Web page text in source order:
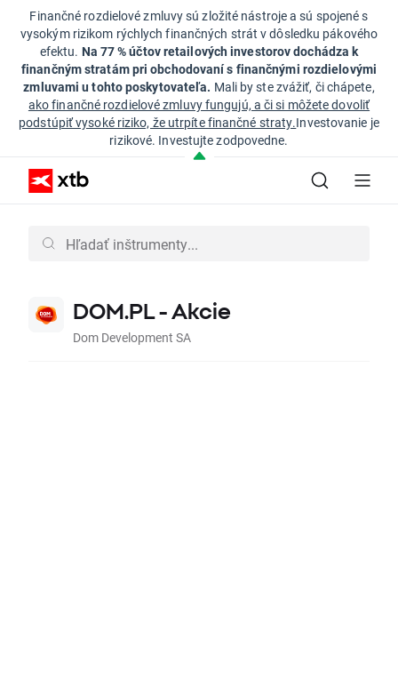
Finančné rozdielové zmluvy sú zložité nástroje a sú spojené s
vysokým rizikom rýchlych finančných strát v dôsledku pákového
efektu. Na 77 % účtov retailových investorov dochádza k
finančným stratám pri obchodovaní s finančnými rozdielovými
zmluvami u tohto poskytovateľa. Mali by ste zvážiť, či chápete,
ako finančné rozdielové zmluvy fungujú, a či si môžete dovoliť
podstúpiť vysoké riziko, že utrpíte finančné straty.Investovanie je
rizikové. Investujte zodpovedne.
DOM.PL - Akcie
Dom Development SA